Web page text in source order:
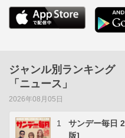
ジャンル別ランキング
「ニュース」
2026年08月05日
1
サンデー毎日
版]